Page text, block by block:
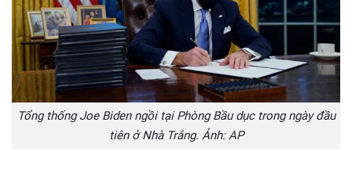
Tổng thống Joe Biden ngồi tại Phòng Bầu dục trong ngày đầu
tiên ở Nhà Trắng. Ảnh: AP